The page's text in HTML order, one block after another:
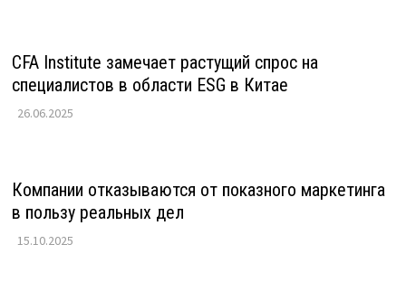
CFA Institute замечает растущий спрос на
специалистов в области ESG в Китае
26.06.2025
Компании отказываются от показного маркетинга
в пользу реальных дел
15.10.2025